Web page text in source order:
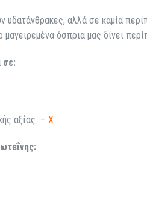
υδατάνθρακες, αλλά σε καμία
όσπρια μας δίνει
σε:
αξίας – X